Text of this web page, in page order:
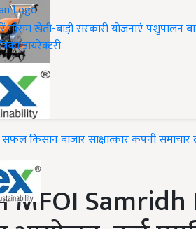
मौसमखेती-बाड़ीसरकारी योजनाएंपशुपालन
डायरेक्टरी
सफल किसानबाजारसाक्षात्कारकंपनी समाचार
MFOI